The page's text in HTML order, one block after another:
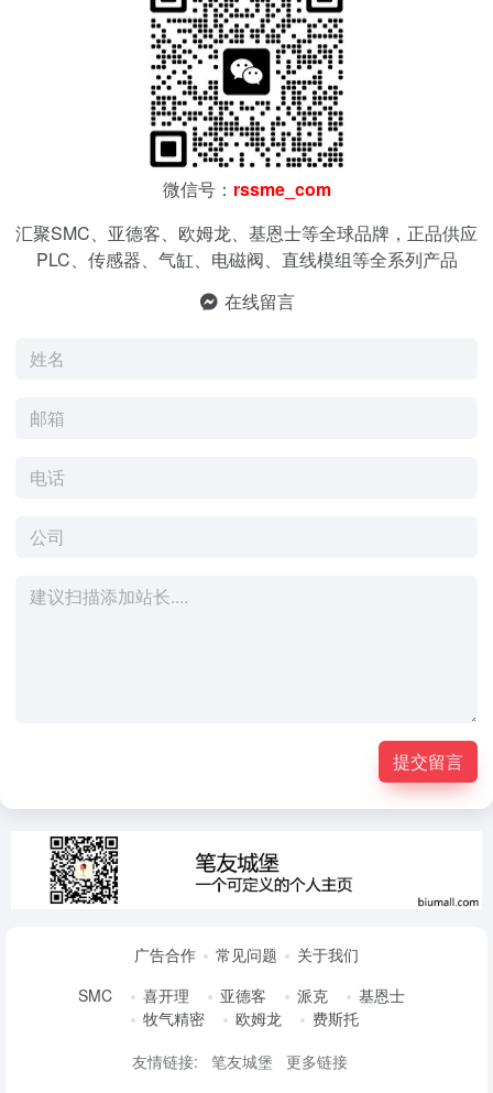
微信号： rssme_com
汇聚SMC、亚德客、欧姆龙、基恩士等全球品牌，正品供应
PLC、传感器、气缸、电磁阀、直线模组等全系列产品
在线留言
提交留言
广告合作 常见问题
关于我们
SMC
喜开理 亚德客 派克
基恩士
牧气精密
欧姆龙
费斯托
友情链接:
笔友城堡 更多链接